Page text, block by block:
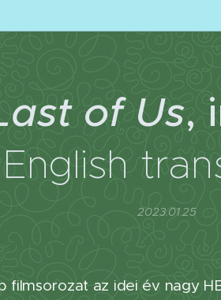
of Us,
English
2023.01.25
filmsorozat az idei év nagy